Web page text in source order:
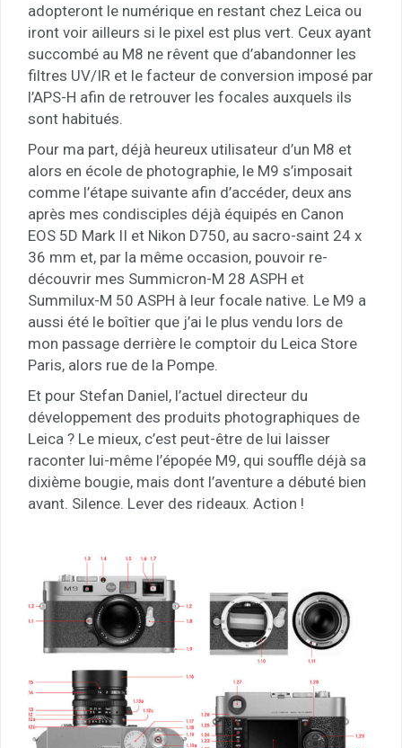
adopteront le numérique en restant chez Leica ou
iront voir ailleurs si le pixel est plus vert. Ceux ayant
succombé au M8 ne rêvent que d’abandonner les
filtres UV/IR et le facteur de conversion imposé par
l’APS-H afin de retrouver les focales auxquels ils
sont habitués.
Pour ma part, déjà heureux utilisateur d’un M8 et
alors en école de photographie, le M9 s’imposait
comme l’étape suivante afin d’accéder, deux ans
après mes condisciples déjà équipés en Canon
EOS 5D Mark II et Nikon D750, au sacro-saint 24 x
36 mm et, par la même occasion, pouvoir re-
découvrir mes Summicron-M 28 ASPH et
Summilux-M 50 ASPH à leur focale native. Le M9 a
aussi été le boîtier que j’ai le plus vendu lors de
mon passage derrière le comptoir du Leica Store
Paris, alors rue de la Pompe.
Et pour Stefan Daniel, l’actuel directeur du
développement des produits photographiques de
Leica ? Le mieux, c’est peut-être de lui laisser
raconter lui-même l’épopée M9, qui souffle déjà sa
dixième bougie, mais dont l’aventure a débuté bien
avant. Silence. Lever des rideaux. Action !